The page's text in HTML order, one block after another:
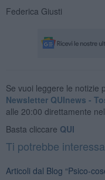
Federica Giusti
Se vuoi leggere le notizie
Newsletter QUInews -
alle 20:00 direttamente
Basta cliccare QUI
Ti potrebbe
Articoli dal Blog “Psico-